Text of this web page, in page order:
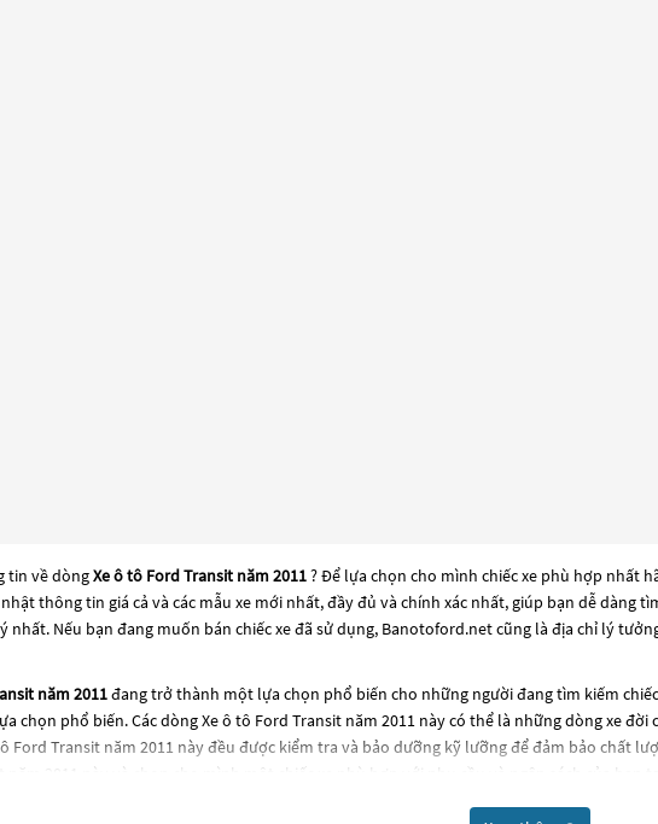
tin về dòngXe ô tô Ford Transit năm 2011? Để lựa chọn cho mình chiếc xe phù hợp nhất
thông tin giá cả và các mẫu xe mới nhất, đầy đủ và chính xác nhất, giúp bạn dễ dàng
nhất. Nếu bạn đang muốn bán chiếc xe đã sử dụng, Banotoford.net cũng là địa chỉ lý
năm 2011đang trở thành một lựa chọn phổ biến cho những người đang tìm kiếm
chọn phổ biến. Các dòngXe ô tô Ford Transit năm 2011 này có thể là những dòng xe đời
Ford Transit năm 2011 này đều được kiểm tra và bảo dưỡng kỹ lưỡng để đảm bảo chất
này và chọn cho mình một chiếc xe phù hợp với nhu cầu và ngân sách của bạn tại